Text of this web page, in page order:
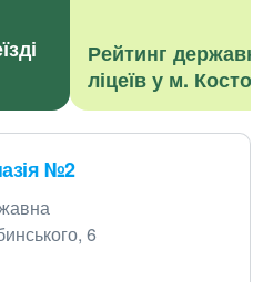
Рейтинг
ліцеїв у м.
№2
6